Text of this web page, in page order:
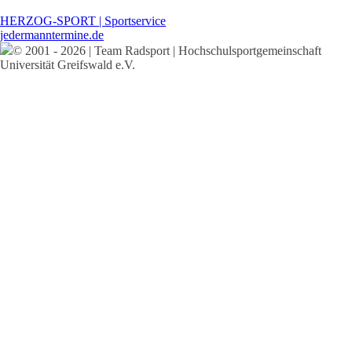
HERZOG-SPORT | Sportservice
jedermanntermine.de
© 2001 - 2026 | Team Radsport | Hochschulsportgemeinschaft
Universität Greifswald e.V.